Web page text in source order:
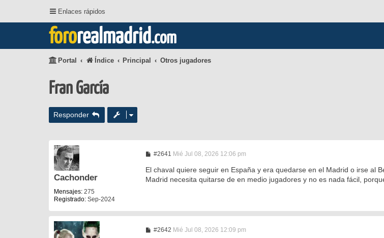
Enlaces rápidos
fororealmadrid.com
Portal Índice Principal Otros jugadores
Fran García
Responder
Cachonder
Mensajes: 275
Registrado: Sep-2024
#2641 M
n
a
Mié Jul 08, 2026 12:06 pm
El chaval quiere seguir en España y era quedarse en el Madrid o irse al
Madrid necesita quitarse de en medio jugadores y no es nada fácil,
#2642MMié Jul 08, 2026 12:09 pm